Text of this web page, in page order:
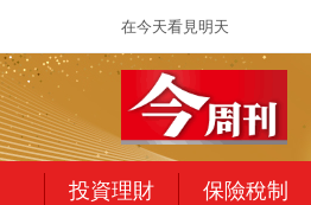
在今天看見明天
投資理財 保險稅制